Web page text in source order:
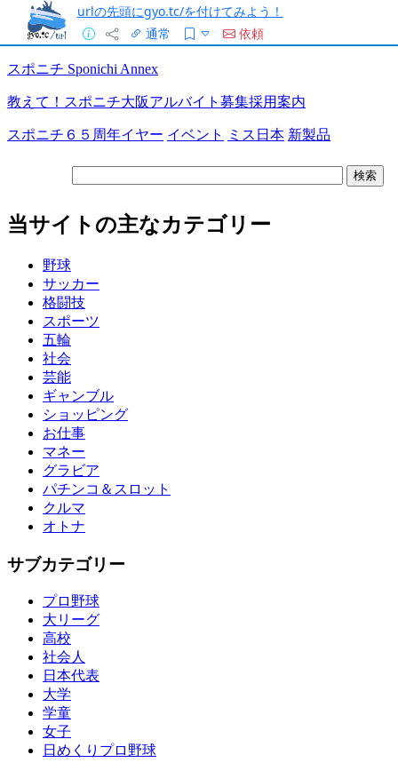
urlの先頭にgyo.tc/を付けてみよう！
通常
依頼